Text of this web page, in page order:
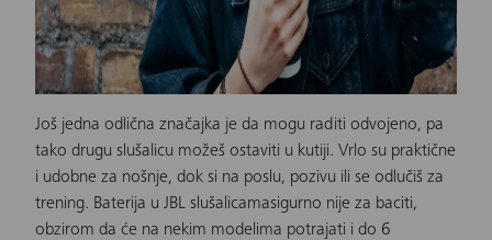
Još jedna odlična značajka je da mogu raditi odvojeno, pa
tako drugu slušalicu možeš ostaviti u kutiji. Vrlo su praktične
i udobne za nošnje, dok si na poslu, pozivu ili se odlučiš za
trening. Baterija u JBL slušalicamasigurno nije za baciti,
obzirom da će na nekim modelima potrajati i do 6